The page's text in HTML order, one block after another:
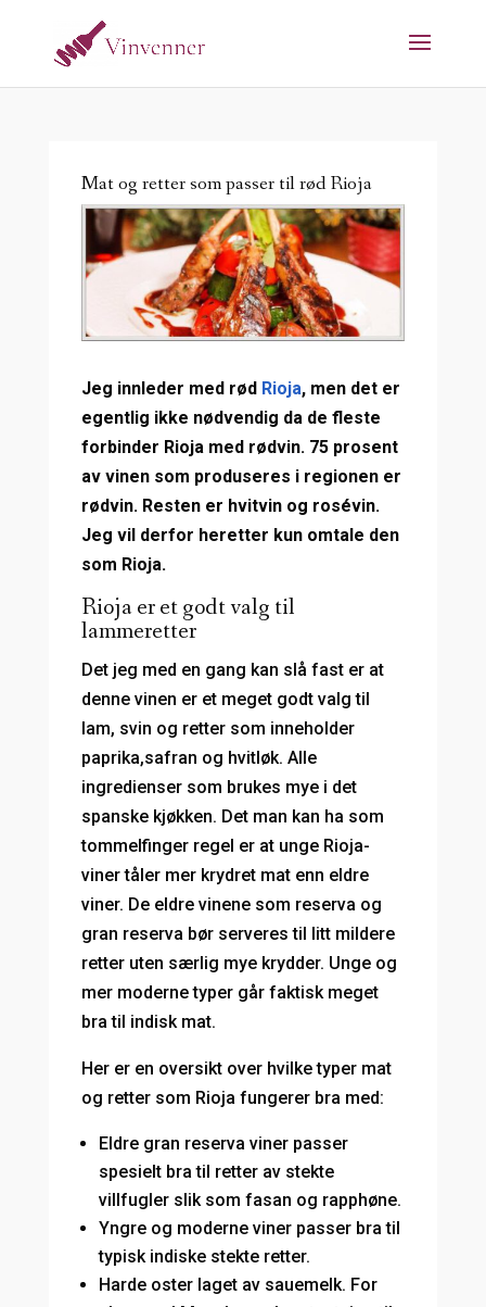
Mat og retter som passer til rød Rioja
Jeg innleder med rød Rioja, men det er
egentlig ikke nødvendig da de fleste
forbinder Rioja med rødvin. 75 prosent
av vinen som produseres i regionen er
rødvin. Resten er hvitvin og rosévin.
Jeg vil derfor heretter kun omtale den
som Rioja.
Rioja er et godt valg til
lammeretter
Det jeg med en gang kan slå fast er at
denne vinen er et meget godt valg til
lam, svin og retter som inneholder
paprika,safran og hvitløk. Alle
ingredienser som brukes mye i det
spanske kjøkken. Det man kan ha som
tommelfinger regel er at unge Rioja-
viner tåler mer krydret mat enn eldre
viner. De eldre vinene som reserva og
gran reserva bør serveres til litt mildere
retter uten særlig mye krydder. Unge og
mer moderne typer går faktisk meget
bra til indisk mat.
Her er en oversikt over hvilke typer mat
og retter som Rioja fungerer bra med:
Eldre gran reserva viner passer
spesielt bra til retter av stekte
villfugler slik som fasan og rapphøne.
Yngre og moderne viner passer bra til
typisk indiske stekte retter.
Harde oster laget av sauemelk. For